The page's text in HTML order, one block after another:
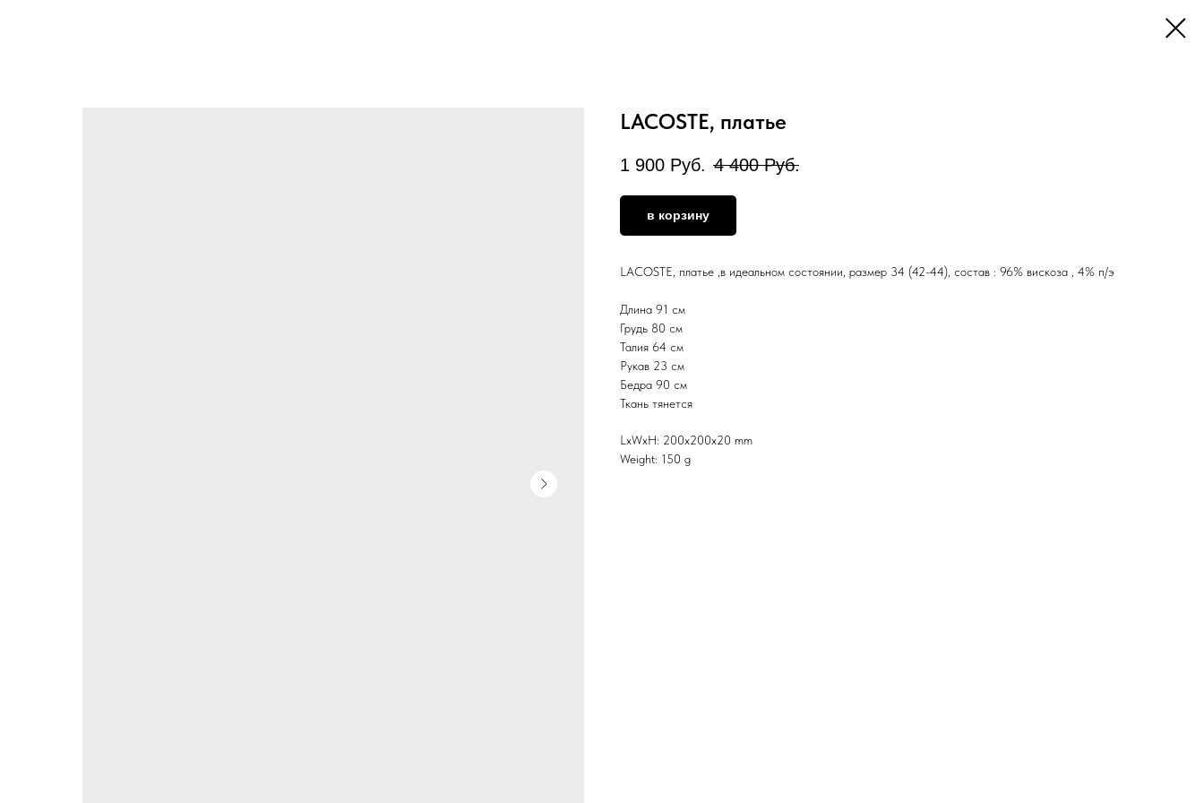
LACOSTE, платье
1 900 Руб. 4 400 Руб.
в корзину
LACOSTE, платье ,в идеальном состоянии, размер 34 (42-44), состав : 96% вискоза , 4% п/э
Длина 91 см
Грудь 80 см
Талия 64 см
Рукав 23 см
Бедра 90 см
Ткань тянется
LxWxH: 200x200x20 mm
Weight: 150 g